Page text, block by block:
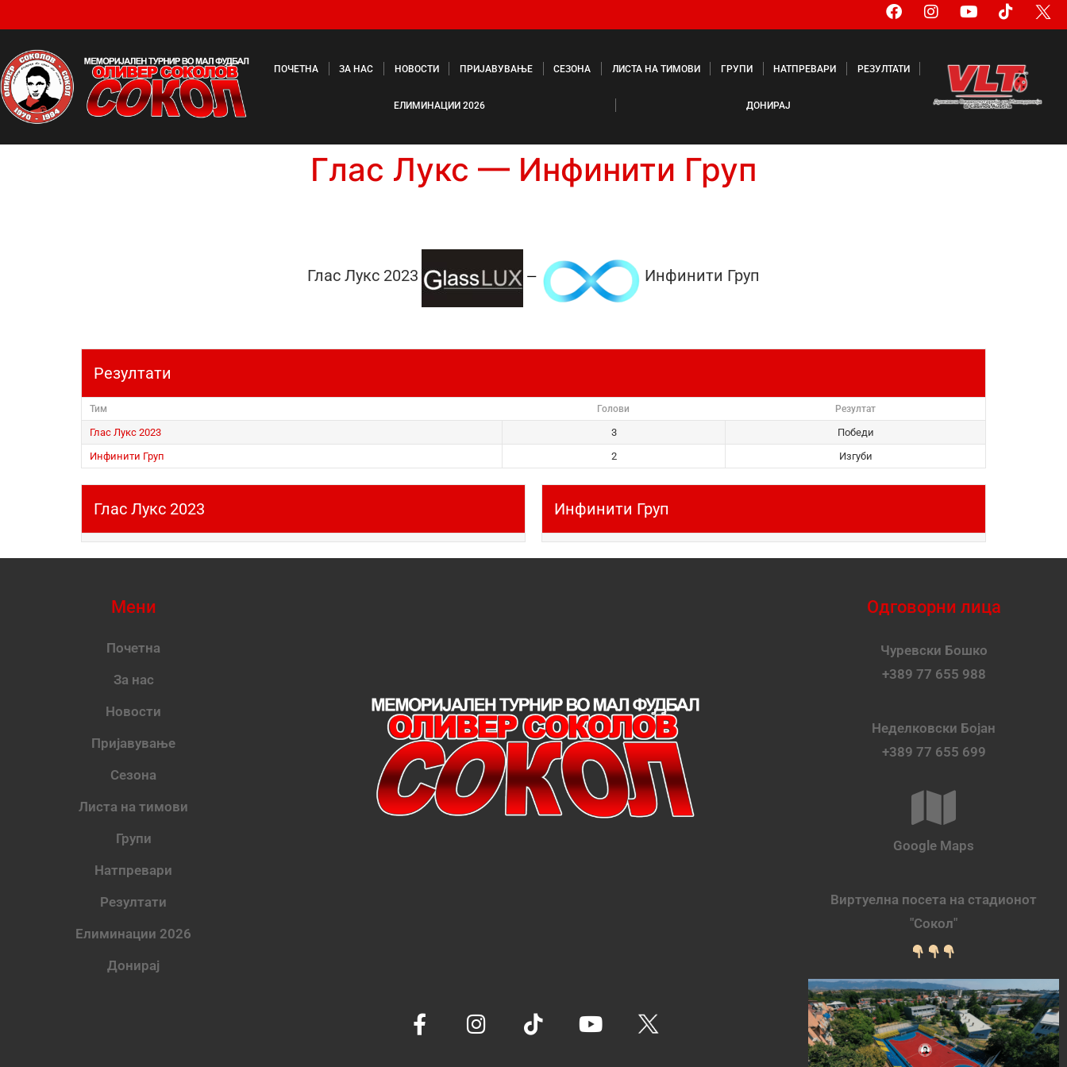
ПОЧЕТНА ЗА НАС НОВОСТИ ПРИЈАВУВАЊЕ СЕЗОНА ЛИСТА НА ТИМОВИ ГРУПИ НАТПРЕВАРИ РЕЗУЛТАТИ
ЕЛИМИНАЦИИ 2026 ДОНИРАЈ
Глас Лукс — Инфинити Груп
Глас Лукс 2023 — Инфинити Груп
Резултати
Тим Голови Резултат
Глас Лукс 2023 3
Победи
Инфинити Груп
2 Изгуби
Глас Лукс 2023 Инфинити Груп
Мени
Почетна
За нас
Новости
Пријавување
Сезона
Листа на тимови
Групи
Натпревари
Резултати
Елиминации 2026
Донирај
Одговорни лица
Чуревски Бошко
+389 77 655 988
Неделковски Бојан
+389 77 655 699
Google Maps
Виртуелна посета на стадионот
"Сокол"